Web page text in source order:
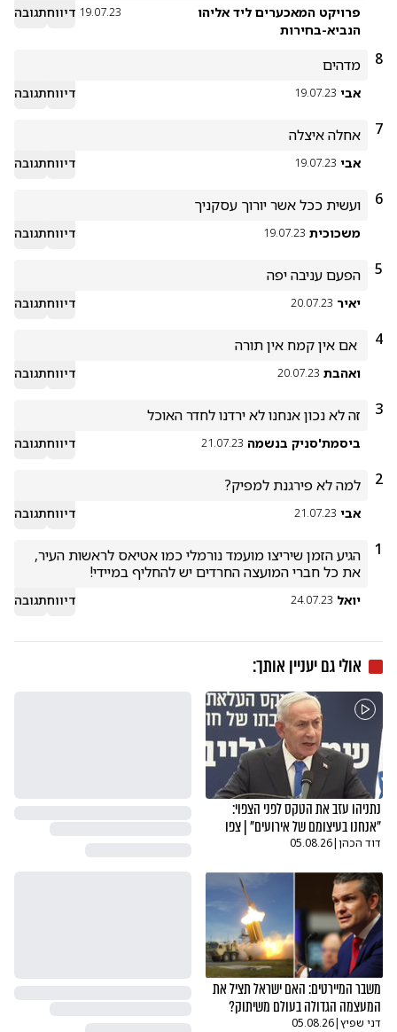
פרויקט המאכערים ליד אליהו
הנביא-בחירות
19.07.23 דיווחתגובה
8 מדהים
אבי 19.07.23 דיווחתגובה
7 אחלה איצלה
אבי 19.07.23 דיווחתגובה
6 ועשית ככל אשר יורוך עסקניך
משכוכית 19.07.23 דיווחתגובה
5 הפעם עניבה יפה
יאיר 20.07.23 דיווחתגובה
4
ואהבת 20.07.23 דיווחתגובה
3 זה לא נכון אנחנו לא ירדנו לחדר האוכל
ביסמת'סניק בנשמה 21.07.23 דיווחתגובה
2 למה לא פירגנת למפיק?
אבי 21.07.23 דיווחתגובה
1
את כל חברי המועצה החרדים יש להחליף במיידי!
יואל 24.07.23 דיווחתגובה
אולי גם יעניין אותך:
נתניהו עזב את הטקס לפני הצפוי:
"אנחנו בעיצומם של אירועים" | צפו
דוד הכהן|
05.08.26
משבר המיירטים: האם ישראל תציל את
המעצמה הגדולה בעולם משיתוק?
דני שפיץ|
05.08.26